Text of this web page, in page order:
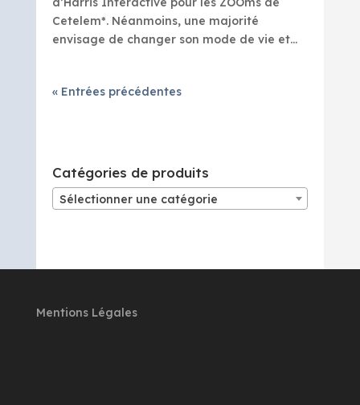
Cetelem*. Néanmoins, une majorité
envisage de changer son mode de vie et...
« Entrées précédentes
Catégories de produits
Sélectionner une catégorie
Mentions Légales